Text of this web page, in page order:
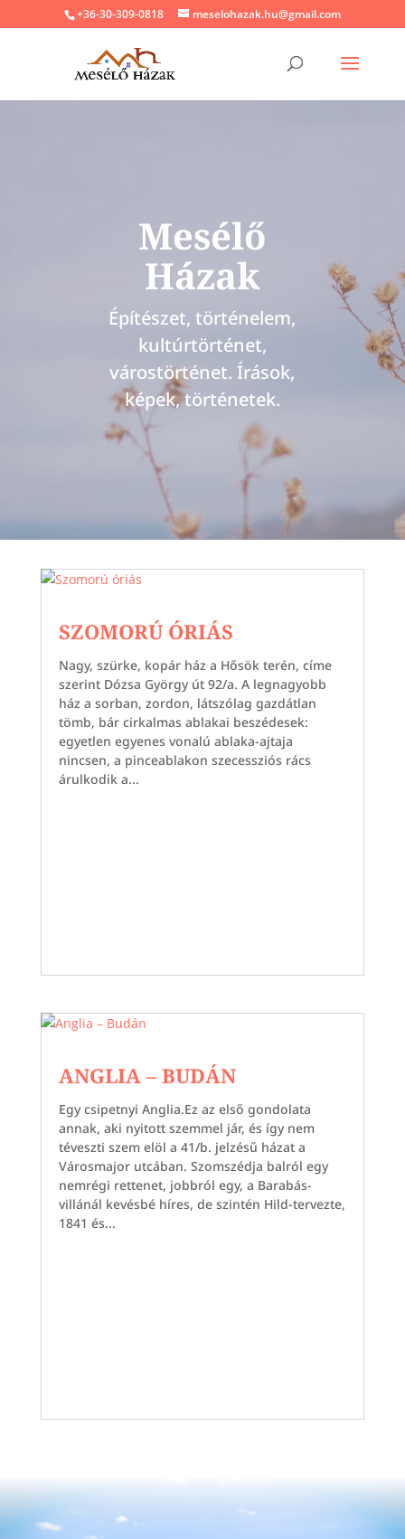
+36-30-309-0818 meselohazak.hu@gmail.com
Mesélő
Házak
Építészet, történelem,
kultúrtörténet,
várostörténet. Írások,
képek, történetek.
SZOMORÚ ÓRIÁS
Nagy, szürke, kopár ház a Hősök terén, címe
szerint Dózsa György út 92/a. A legnagyobb
ház a sorban, zordon, látszólag gazdátlan
tömb, bár cirkalmas ablakai beszédesek:
egyetlen egyenes vonalú ablaka-ajtaja
nincsen, a pinceablakon szecessziós rács
árulkodik a...
ANGLIA – BUDÁN
Egy csipetnyi Anglia.Ez az első gondolata
annak, aki nyitott szemmel jár, és így nem
téveszti szem elöl a 41/b. jelzésű házat a
Városmajor utcában. Szomszédja balról egy
nemrégi rettenet, jobbról egy, a Barabás-
villánál kevésbé híres, de szintén Hild-tervezte,
1841 és...